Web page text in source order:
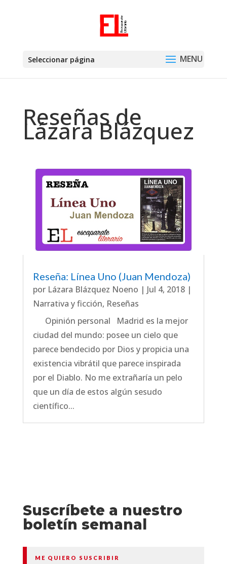
Seleccionar página
Reseñas de
Lázara Blázquez
Reseña: Línea Uno (Juan Mendoza)
por Lázara Blázquez Noeno | Jul 4, 2018|
Narrativa y ficción, Reseñas
Opinión personal Madrid es la mejor
ciudad del mundo: posee un cielo que
parece bendecido por Dios y propicia una
existencia vibrátil que parece inspirada
por el Diablo. No me extrañaría un pelo
que un día de estos algún sesudo
científico...
Suscríbete a nuestro
boletín semanal
ME QUIERO SUSCRIBIR